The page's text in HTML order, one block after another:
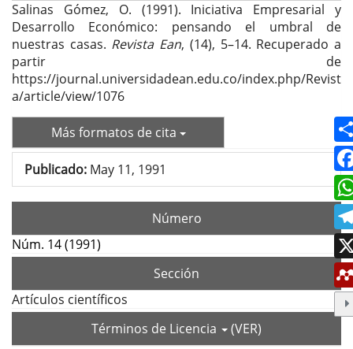
Salinas Gómez, O. (1991). Iniciativa Empresarial y
Desarrollo Económico: pensando el umbral de
nuestras casas. Revista Ean, (14), 5–14. Recuperado a
partir de
https://journal.universidadean.edu.co/index.php/Revist
a/article/view/1076
Más formatos de cita
Publicado: May 11, 1991
Número
Núm. 14 (1991)
Sección
Artículos científicos
Términos de Licencia
(VER)